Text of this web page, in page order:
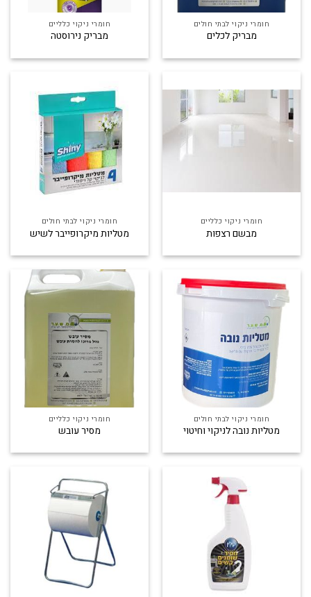
חומרי ניקוי לבתי חולים
מבריק לכלים
חומרי ניקוי כלליים
מבריק נירוסטה
חומרי ניקוי כלליים
מבשם רצפות
חומרי ניקוי לבתי חולים
מטליות מיקרופייבר לשיש
חומרי ניקוי לבתי חולים
מטליות נובה לניקוי וחיטוי
חומרי ניקוי כלליים
מסיר עובש